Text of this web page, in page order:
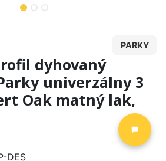
PARKY
dyhovaný
univerzálny 3
Oak matný lak,
DES